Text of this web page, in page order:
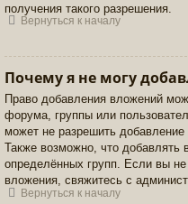
получения такого разрешения.
Вернуться к началу
Почему я не могу
Право добавления вложений
форума, группы или
может не разрешить
Также возможно, что добавлять
определённых групп. Если вы
вложения, свяжитесь с
Вернуться к началу